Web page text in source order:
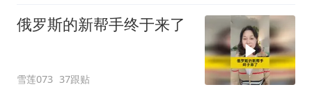
俄罗斯的新帮手终于来了
雪莲073 37跟贴